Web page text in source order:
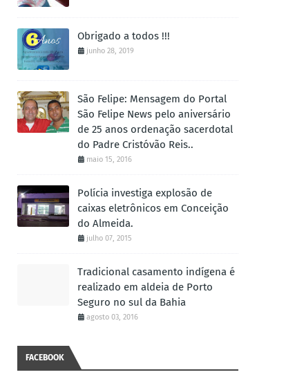
Obrigado a todos !!!
junho 28, 2019
São Felipe: Mensagem do Portal
São Felipe News pelo aniversário
de 25 anos ordenação sacerdotal
do Padre Cristóvão Reis..
maio 15, 2016
Polícia investiga explosão de
caixas eletrônicos em Conceição
do Almeida.
julho 07, 2015
Tradicional casamento indígena é
realizado em aldeia de Porto
Seguro no sul da Bahia
agosto 03, 2016
FACEBOOK